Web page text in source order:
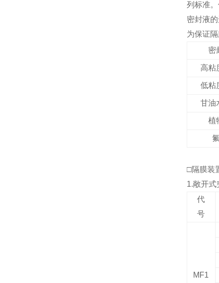
列标准
密封液
为保证
密
高粘
低粘
甘油
植
□隔膜装
1.敞开式
代
号
MF1